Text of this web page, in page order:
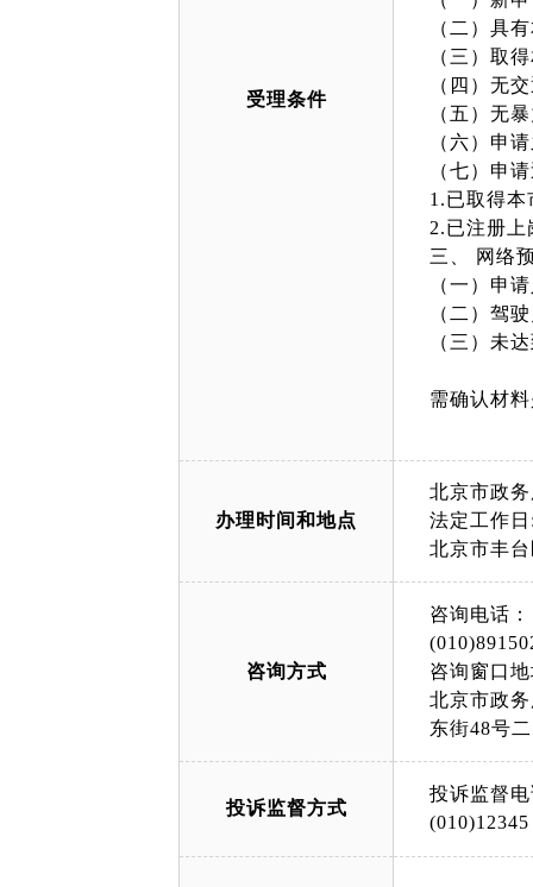
受理条件
（二）具
（三）取
（四）无
（五）无
（六）申
（七）申
1.已取得
2.已注册
三、 网络
（一）申
（二）驾
（三）未
需确认材
办理时间和地点
北京市政
法定工作
北京市丰
咨询方式
咨询电话：
咨询窗口
北京市政
东街48号
投诉监督方式
投诉监督
(010)12345